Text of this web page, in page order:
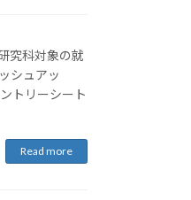
究科対象の就
シュアッ
トリーシート
Read more